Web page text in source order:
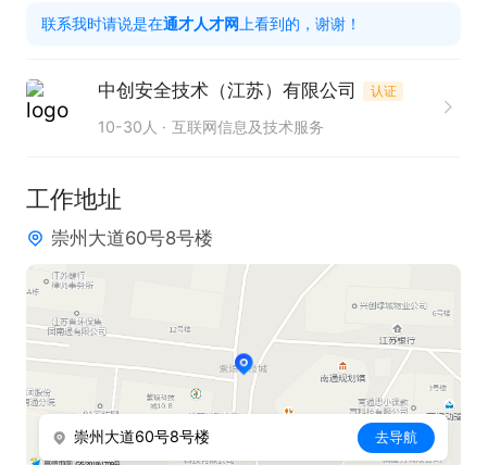
工作时间
只需两步，轻松找工作：1、先点击投简历；2、再打
联系我时请说是在通才人才网 上看到的，谢谢！
中创安全技术（江苏）有限公司 认证
10-30人 互联网信息及技术服务
工作地址
崇州大道60号8号楼
崇州大道60号8号楼 去导航